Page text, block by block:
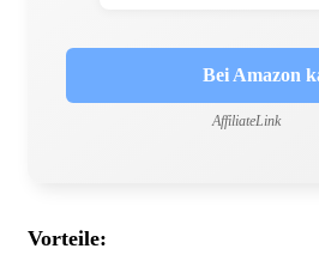
Bei Amazon
AffiliateLink
Vorteile: